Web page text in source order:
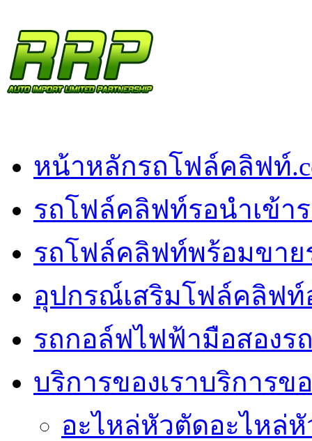
หน้าหลักรถโฟล์คลิฟท์
รถโฟล์คลิฟท์รอนำเข้า
รถโฟล์คลิฟท์พร้อมขาย
อุปกรณ์เสริมโฟล์คลิฟท์
รถกอล์ฟไฟฟ้ามือสองร
บริการของเราบริการข
อะไหล่หัวตัดอะไหล่